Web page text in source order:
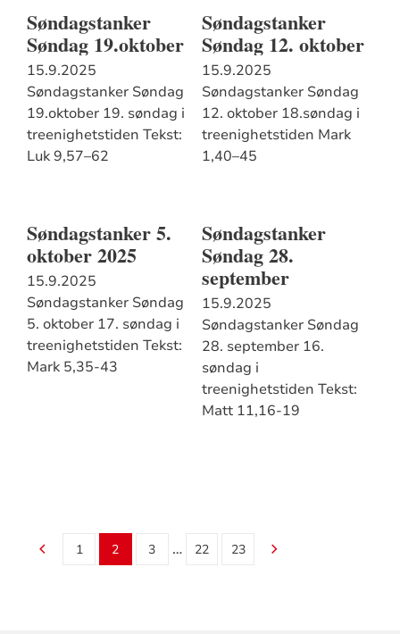
Søndagstanker
Søndag 19.oktober
15.9.2025
Søndagstanker Søndag
19.oktober 19. søndag i
treenighetstiden Tekst:
Luk 9,57–62
Søndagstanker
Søndag 12. oktober
15.9.2025
Søndagstanker Søndag
12. oktober 18.søndag i
treenighetstiden Mark
1,40–45
Søndagstanker 5.
oktober 2025
15.9.2025
Søndagstanker Søndag
5. oktober 17. søndag i
treenighetstiden Tekst:
Mark 5,35-43
Søndagstanker
Søndag 28.
september
15.9.2025
Søndagstanker Søndag
28. september 16.
søndag i
treenighetstiden Tekst:
Matt 11,16-19
1 2 3 … 22 23